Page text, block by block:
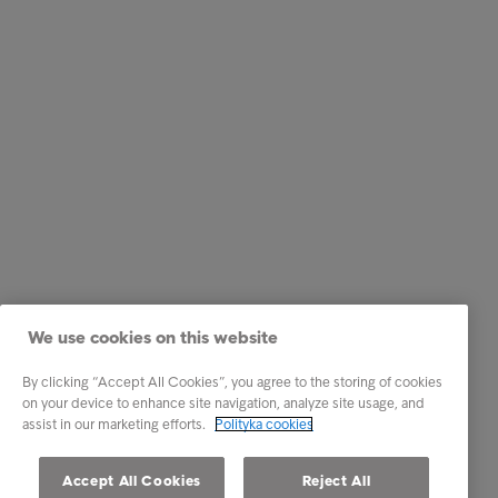
We use cookies on this website
By clicking “Accept All Cookies”, you agree to the storing of cookies
on your device to enhance site navigation, analyze site usage, and
assist in our marketing efforts.
Polityka cookies
Accept All Cookies Reject All